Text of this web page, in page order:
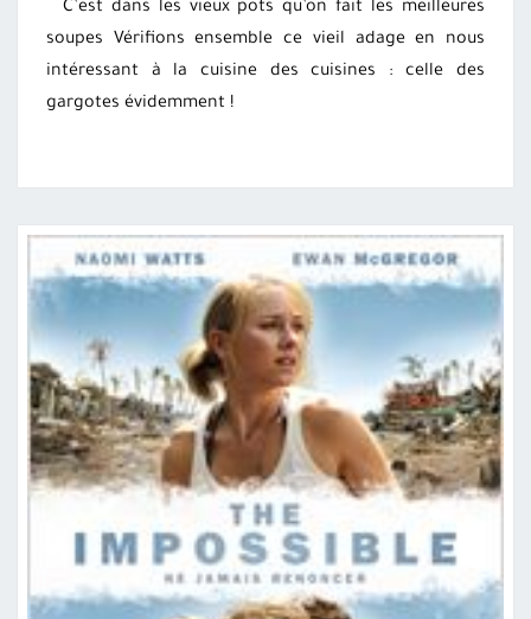
C’est dans les vieux pots qu’on fait les meilleures
soupes Vérifions ensemble ce vieil adage en nous
intéressant à la cuisine des cuisines : celle des
gargotes évidemment !